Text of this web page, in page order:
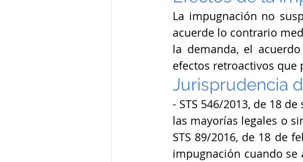
La impugnación no
acuerde lo contrario
la demanda, el
efectos retroactivos que
Jurisprudencia
- STS 546/2013, de 18
las mayorías legales o
STS 89/2016, de 18 de
impugnación cuando